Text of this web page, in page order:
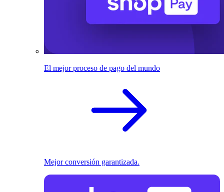
El mejor proceso de pago del mundo
Mejor conversión garantizada.